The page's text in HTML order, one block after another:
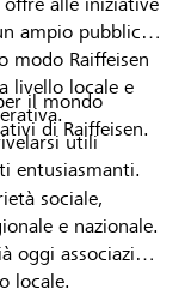
ampio pubblico
modo Raiffeisen
livello locale e
utili
entusiasmanti.
il mondo
di Raiffeisen.
sociale,
e nazionale.
oggi associazioni
locale.